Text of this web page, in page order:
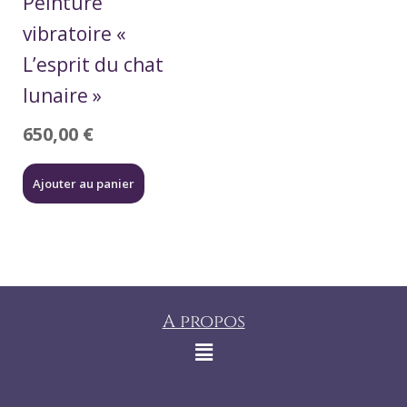
vibratoire «
L’esprit du chat
lunaire »
650,00 €
Ajouter au panier
A propos